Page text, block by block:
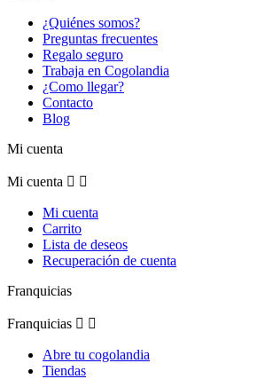
¿Quiénes somos?
Preguntas frecuentes
Regalo seguro
Trabaja en Cogolandia
¿Como llegar?
Contacto
Blog
Mi cuenta
Mi cuenta  
Mi cuenta
Carrito
Lista de deseos
Recuperación de cuenta
Franquicias
Franquicias  
Abre tu cogolandia
Tiendas